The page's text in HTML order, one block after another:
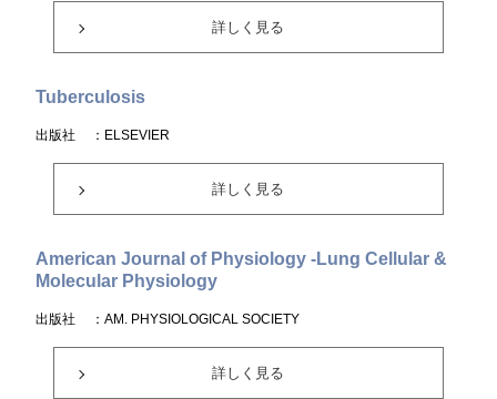
詳しく見る
Tuberculosis
出版社 ：ELSEVIER
詳しく見る
American Journal of Physiology -Lung Cellular &
Molecular Physiology
出版社 ：AM. PHYSIOLOGICAL SOCIETY
詳しく見る